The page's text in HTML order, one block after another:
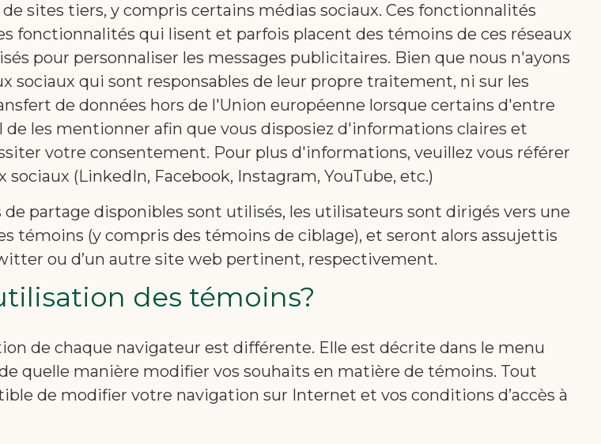
sites tiers, y compris certains médias sociaux. Ces fonctionnalités
fonctionnalités qui lisent et parfois placent des témoins de ces réseaux
pour personnaliser les messages publicitaires. Bien que nous n'ayons
sociaux qui sont responsables de leur propre traitement, ni sur les
de données hors de l'Union européenne lorsque certains d'entre
les mentionner afin que vous disposiez d'informations claires et
votre consentement. Pour plus d'informations, veuillez vous référer
(LinkedIn, Facebook, Instagram, YouTube, etc.)
partage disponibles sont utilisés, les utilisateurs sont dirigés vers une
témoins (y compris des témoins de ciblage), et seront alors assujettis
ou d’un autre site web pertinent, respectivement.
des témoins?
de chaque navigateur est différente. Elle est décrite dans le menu
quelle manière modifier vos souhaits en matière de témoins. Tout
de modifier votre navigation sur Internet et vos conditions d’accès à